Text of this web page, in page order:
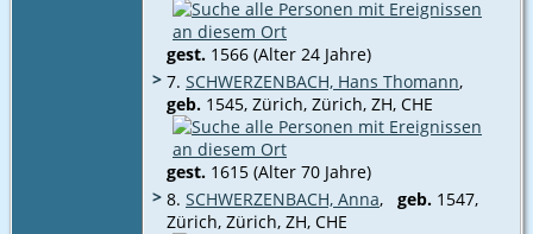
gest. 1566 (Alter 24 Jahre)
> 7. SCHWERZENBACH, Hans Thomann,
geb. 1545, Zürich, Zürich, ZH, CHE
gest. 1615 (Alter 70 Jahre)
> 8. SCHWERZENBACH, Anna, geb. 1547,
Zürich, Zürich, ZH, CHE‎